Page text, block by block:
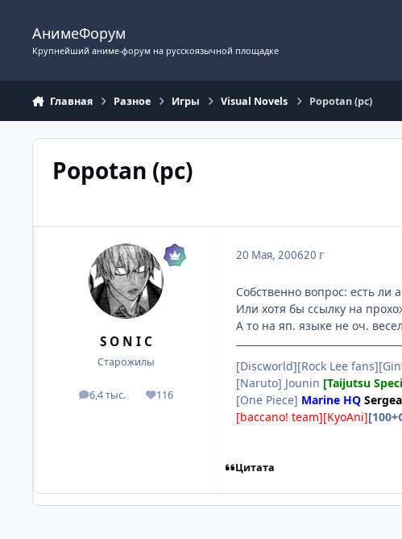
АнимеФорум
Крупнейший аниме-форум на русскоязычной площадке
Главная Разное Игры Visual Novels Popotan (pc)
Popotan (pc)
S O N I C
Старожилы
6,4 тыс.
посты 116
Репутация
20 Мая, 200620 г
Собственно вопрос: есть ли
Или хотя бы ссылку на
А то на яп. языке не оч.
[Discworld][Rock Lee
[Naruto] Jounin [Taijutsu
[One Piece] Marine HQ
[baccano! team][KyoAni]
Цитата